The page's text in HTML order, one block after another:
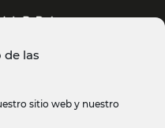
las
sitio web y nuestro